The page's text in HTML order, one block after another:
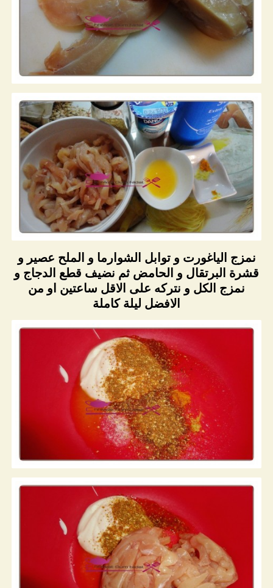
نمزج الياغورت و توابل الشوارما و الملح عصير و
قشرة البرتقال و الحامض ثم نضيف قطع الدجاج و
نمزج الكل و نتركه على الاقل ساعتين او من
الافضل ليلة كاملة